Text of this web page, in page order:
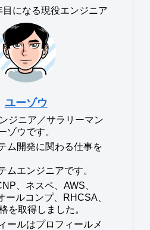
になる現役エンジニア
ユーゾウ
ジニア／サラリーマン
ゾウです。
ム開発に関わる仕事を
ムエンジニアです。
、ネスペ、AWS、
ールコンプ、RHCSA、
を取得しました。
ールはプロフィールメ